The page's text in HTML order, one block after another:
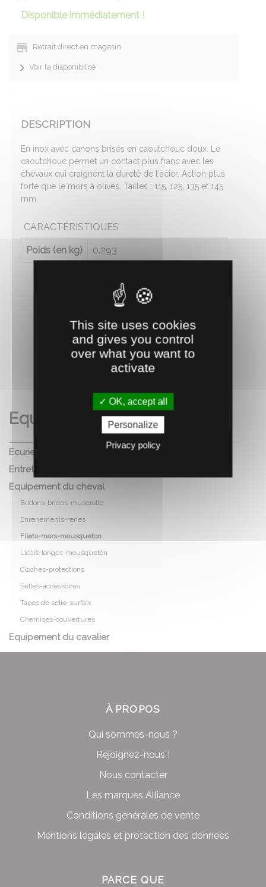
Disponible immédiatement !
Retrait direct en magasin
Voir la disponibilité
DESCRIPTION
En inox avec canons brisés en caoutchouc doux. Le
caoutchouc permet un contact plus franc avec les
chevaux qui craignent la dureté de l'acier. Action plus
forte que le mors à olives. Tailles : 115, 125, 135 et 145
mm.
CARACTÉRISTIQUES
Poids (en kg) 0.293
RECOMMANDEZ CE PRODUIT À UN AMI
Equitation
Ecurie
Entretien du cheval
Equipement du cheval
Bridons-brides-muserolle
Enrenements-renes
Filets-mors-mousqueton
Licols-longes-mousqueton
Cloches-protections
Selles-accessoires
Tapes de selle-surfaix
Chemises-couvertures
Equipement du cavalier
À PROPOS
Qui sommes-nous ?
Rejoignez-nous !
Nous contacter
Les marques Alliance
Conditions générales de vente
Mentions légales et protection des données
PARCE QUE
This site uses cookies
and gives you control
over what you want to
activate
OK, accept all
Personalize
Privacy policy